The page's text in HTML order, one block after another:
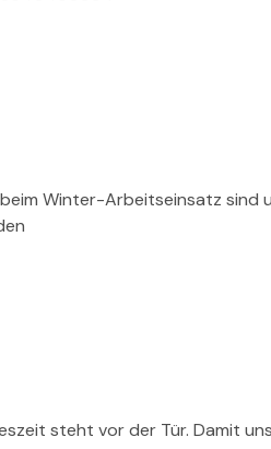
Winter-Arbeitseinsatz
steht vor der Tür. Damit